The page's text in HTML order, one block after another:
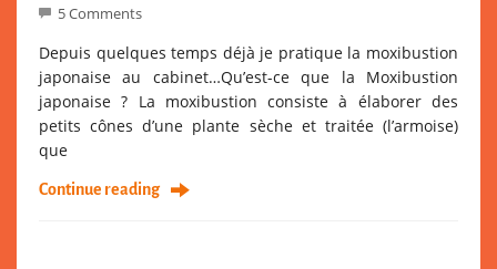
5 Comments
Depuis quelques temps déjà je pratique la moxibustion
japonaise au cabinet…Qu’est-ce que la Moxibustion
japonaise ? La moxibustion consiste à élaborer des
petits cônes d’une plante sèche et traitée (l’armoise)
que
Continue reading